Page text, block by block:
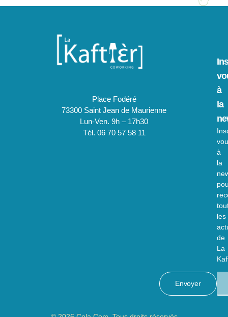
Place Fodéré
73300 Saint Jean de Maurienne
Lun-Ven. 9h – 17h30
Tél. 06 70 57 58 11
à
la
à
la
les
de
La
Envoyer